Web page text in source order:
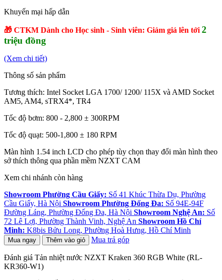
Khuyến mại hấp dẫn
🎁 CTKM Dành cho Học sinh - Sinh viên: Giảm giá lên tới 2
triệu đồng
(Xem chi tiết)
Thông số sản phẩm
Tương thích: Intel Socket LGA 1700/ 1200/ 115X và AMD Socket
AM5, AM4, sTRX4*, TR4
Tốc độ bơm: 800 - 2,800 ± 300RPM
Tốc độ quạt: 500-1,800 ± 180 RPM
Màn hình 1.54 inch LCD cho phép tùy chọn thay đổi màn hình theo
sở thích thông qua phần mềm NZXT CAM
Xem chi nhánh còn hàng
Showroom Phường Cầu Giấy: Số 41 Khúc Thừa Dụ, Phường
Cầu Giấy, Hà Nội Showroom Phường Đống Đa: Số 94E-94F
Đường Láng, Phường Đống Đa, Hà Nội Showroom Nghệ An: Số
72 Lê Lợi, Phường Thành Vinh, Nghệ An Showroom Hồ Chí
Minh: K8bis Bửu Long, Phường Hoà Hưng, Hồ Chí Minh
Mua ngay Thêm vào giỏ Mua trả góp
Đánh giá Tản nhiệt nước NZXT Kraken 360 RGB White (RL-
KR360-W1)